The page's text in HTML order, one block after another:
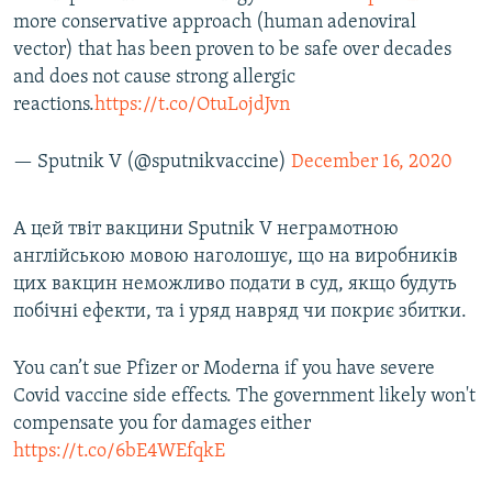
more conservative approach (human adenoviral
vector) that has been proven to be safe over decades
and does not cause strong allergic
reactions.https://t.co/OtuLojdJvn
— Sputnik V (@sputnikvaccine) December 16, 2020
А цей твіт вакцини Sputnik V неграмотною
англійською мовою наголошує, що на виробників
цих вакцин неможливо подати в суд, якщо будуть
побічні ефекти, та і уряд навряд чи покриє збитки.
You can’t sue Pfizer or Moderna if you have severe
Covid vaccine side effects. The government likely won't
compensate you for damages either
https://t.co/6bE4WEfqkE